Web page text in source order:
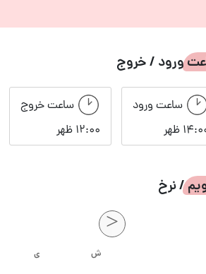
ورود / خروج
ساعت ورود
ظهر
ساعت خروج
12:00 ظهر
/ نرخ
<
ش ی